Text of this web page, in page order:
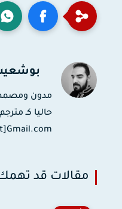
مقالات قد